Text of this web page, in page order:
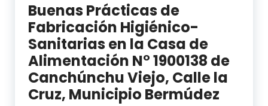
Buenas Prácticas de
Fabricación Higiénico-
Sanitarias en la Casa de
Alimentación N° 1900138 de
Canchúnchu Viejo, Calle la
Cruz, Municipio Bermúdez